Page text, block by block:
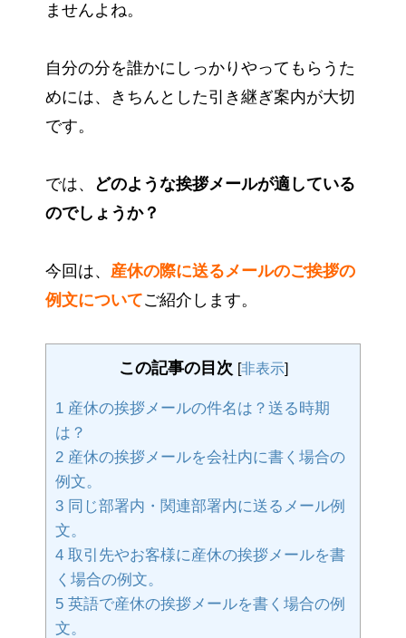
ませんよね。
自分の分を誰かにしっかりやってもらうた
めには、きちんとした引き継ぎ案内が大切
です。
では、 どのような挨拶メールが適している
のでしょうか？
今回は、 産休の際に送るメールのご挨拶の
例文についてご紹介します。
この記事の目次 [非表示]
1 産休の挨拶メールの件名は？送る時期
は？
2 産休の挨拶メールを会社内に書く場合の
例文。
3 同じ部署内・関連部署内に送るメール例
文。
4 取引先やお客様に産休の挨拶メールを書
く場合の例文。
5 英語で産休の挨拶メールを書く場合の例
文。